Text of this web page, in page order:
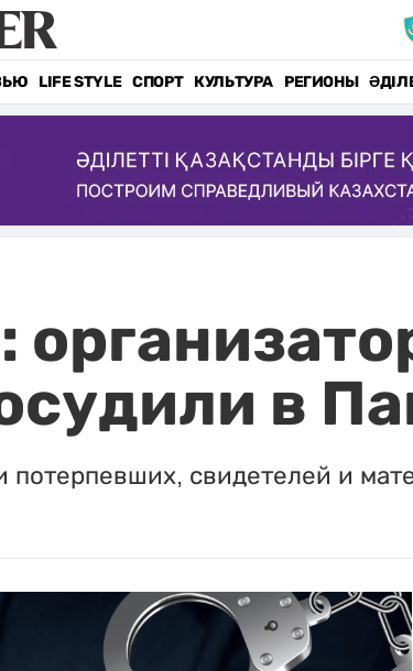
LIFE STYLE СПОРТ КУЛЬТУРА РЕГИОНЫ
в
свидетелей и